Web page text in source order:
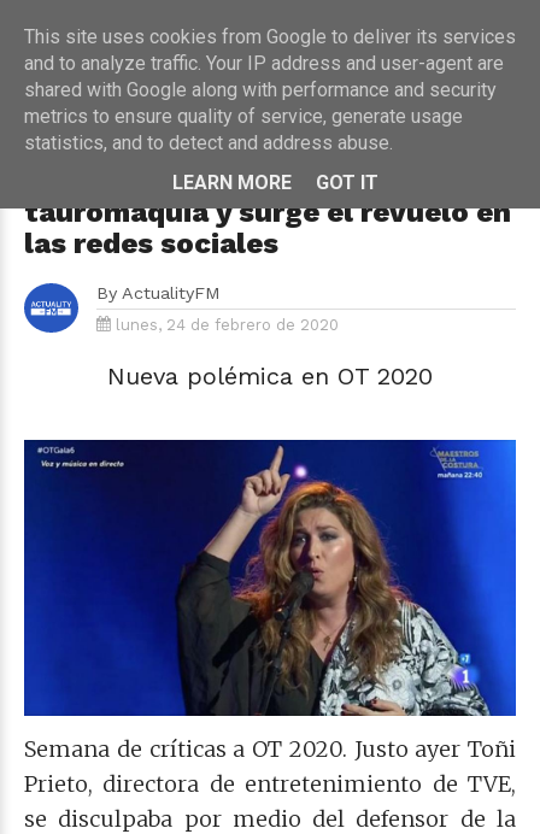
HOME›OT 2020›TELEVISIÓN
Estrella Morente cambia la letra
de 'Volver' en defensa de la
tauromaquia y surge el revuelo en
las redes sociales
By ActualityFM
lunes, 24 de febrero de 2020
Nueva polémica en OT 2020
Semana de críticas a OT 2020. Justo ayer Toñi
Prieto, directora de entretenimiento de TVE,
se disculpaba por medio del defensor de la
This site uses cookies from Google to deliver its services
and to analyze traffic. Your IP address and user-agent are
shared with Google along with performance and security
metrics to ensure quality of service, generate usage
statistics, and to detect and address abuse.
LEARN MORE
GOT IT